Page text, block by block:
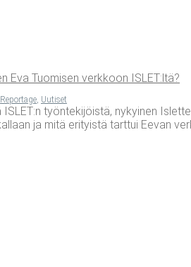
Eva Tuo­mi­sen verk­koon ISLET:ltä?
Reportage Uutiset
ISLET:n työntekijöistä, nykyinen
ja mitä erityistä tarttui Eevan